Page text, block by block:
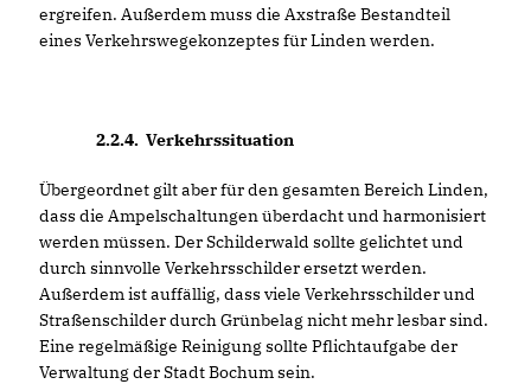
ergreifen. Außerdem muss die Axstraße Bestandteil
eines Verkehrswegekonzeptes für Linden werden.
2.2.4. Verkehrssituation
Übergeordnet gilt aber für den gesamten Bereich Linden,
dass die Ampelschaltungen überdacht und harmonisiert
werden müssen. Der Schilderwald sollte gelichtet und
durch sinnvolle Verkehrsschilder ersetzt werden.
Außerdem ist auffällig, dass viele Verkehrsschilder und
Straßenschilder durch Grünbelag nicht mehr lesbar sind.
Eine regelmäßige Reinigung sollte Pflichtaufgabe der
Verwaltung der Stadt Bochum sein.